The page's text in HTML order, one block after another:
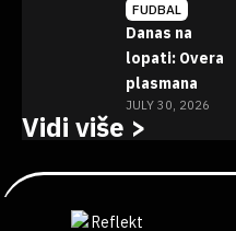
FUDBAL
Danas na
lopati: Overa
plasmana
JULY 30, 2026
Vidi više >